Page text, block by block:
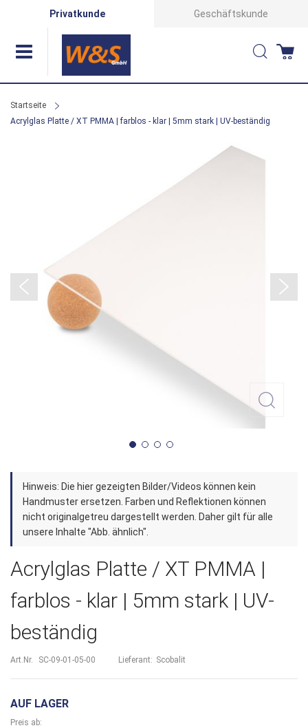
Privatkunde Geschäftskunde
Suche
Startseite
Acrylglas Platte / XT PMMA | farblos - klar | 5mm stark | UV-beständig
Zum
Anfang
der
Bildergalerie
Hinweis: Die hier gezeigten Bilder/Videos können kein
Handmuster ersetzen. Farben und Reflektionen können
nicht originalgetreu dargestellt werden. Daher gilt für alle
unsere Inhalte "Abb. ähnlich".
Acrylglas Platte / XT PMMA |
farblos - klar | 5mm stark | UV-
beständig
Art.Nr. SC-09-01-05-00 Lieferant: Scobalit
AUF LAGER
Preis ab